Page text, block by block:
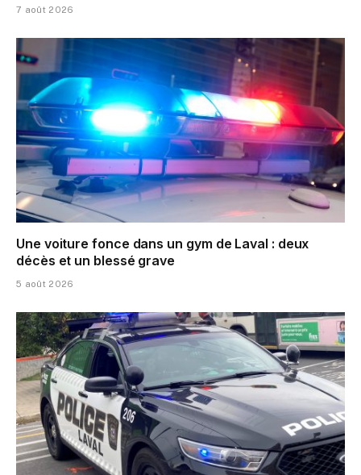
7 août 2026
Une voiture fonce dans un gym de Laval : deux
décès et un blessé grave
5 août 2026